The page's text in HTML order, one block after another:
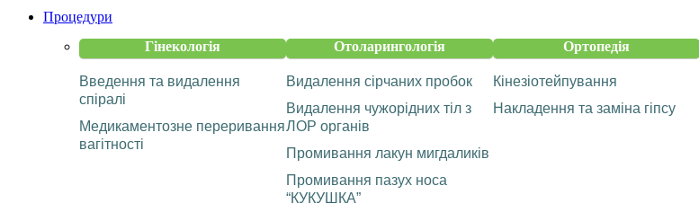
Процедури
Гінекологія
Введення та видалення
спіралі
Медикаментозне переривання
вагітності
Отоларингологія
Видалення сірчаних пробок
Видалення чужорідних тіл з
ЛОР органів
Промивання лакун мигдаликів
Промивання пазух носа
“КУКУШКА”
Ортопедія
Кінезіотейпування
Накладення та заміна гіпсу